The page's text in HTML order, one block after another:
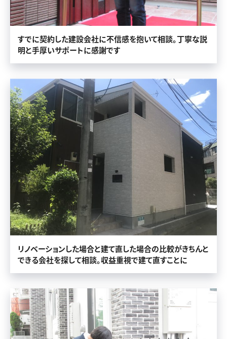
すでに契約した建設会社に不信感を抱いて相談。丁寧な説
明と手厚いサポートに感謝です
リノベーションした場合と建て直した場合の比較がきちんと
できる会社を探して相談。収益重視で建て直すことに